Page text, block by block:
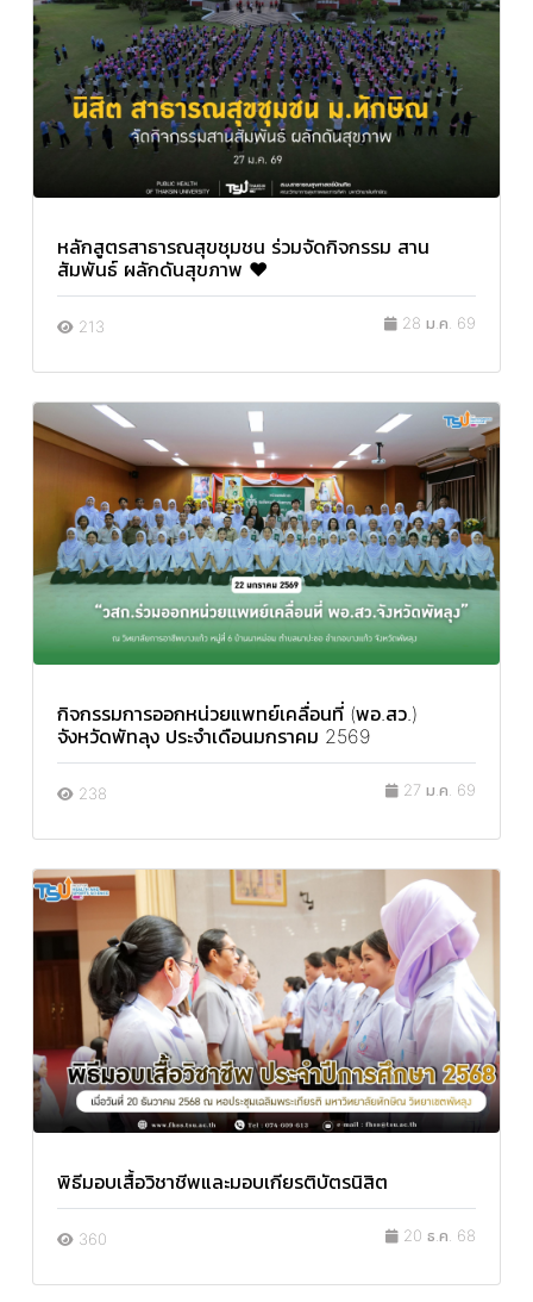
หลักสูตรสาธารณสุขชุมชน ร่วมจัดกิจกรรม สาน
สัมพันธ์ ผลักดันสุขภาพ ♥️
213 28 ม.ค. 69
กิจกรรมการออกหน่วยแพทย์เคลื่อนที่ (พอ.สว.)
จังหวัดพัทลุง ประจำเดือนมกราคม 2569
238 27 ม.ค. 69
พิธีมอบเสื้อวิชาชีพและมอบเกียรติบัตรนิสิต
360 20 ธ.ค. 68